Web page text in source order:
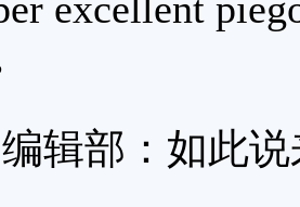
辑部：如此